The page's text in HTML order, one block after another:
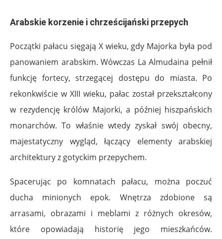
Arabskie korzenie i chrześcijański przepych
Początki pałacu sięgają X wieku, gdy Majorka była pod
panowaniem arabskim. Wówczas La Almudaina pełnił
funkcję fortecy, strzegącej dostępu do miasta. Po
rekonkwiście w XIII wieku, pałac został przekształcony
w rezydencję królów Majorki, a później hiszpańskich
monarchów. To właśnie wtedy zyskał swój obecny,
majestatyczny wygląd, łączący elementy arabskiej
architektury z gotyckim przepychem.
Spacerując po komnatach pałacu, można poczuć
ducha minionych epok. Wnętrza zdobione są
arrasami, obrazami i meblami z różnych okresów,
które opowiadają historię jego mieszkańców.